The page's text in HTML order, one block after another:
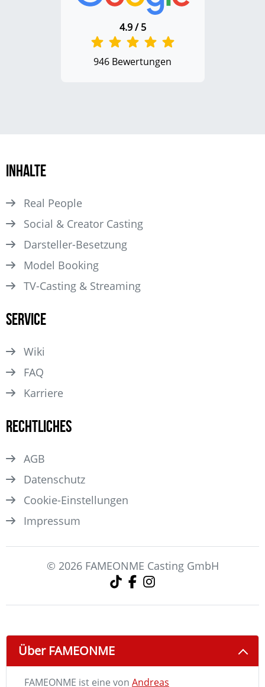
4.9 / 5
946 Bewertungen
Inhalte
Real People
Social & Creator Casting
Darsteller­-Besetzung
Model Booking
TV-Casting & Streaming
Service
Wiki
FAQ
Karriere
Rechtliches
AGB
Datenschutz
Cookie-Einstellungen
Impressum
© 2026 FAMEONME Casting GmbH
Über FAMEONME
FAMEONME ist eine von Andreas